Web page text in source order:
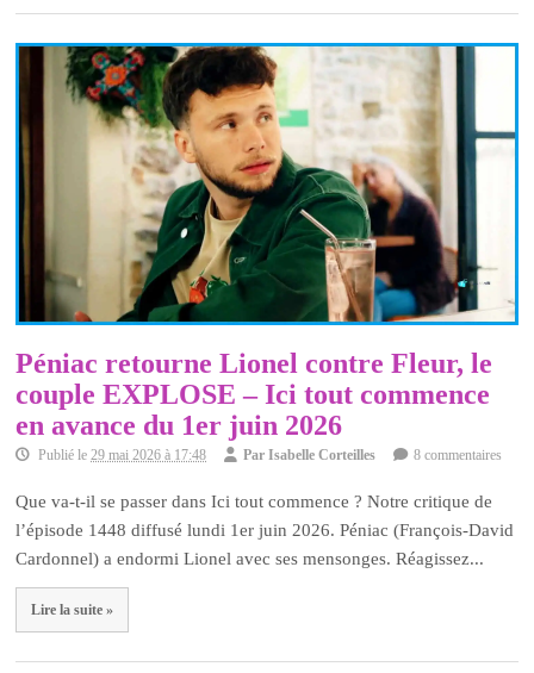
Péniac retourne Lionel contre Fleur, le
couple EXPLOSE – Ici tout commence
en avance du 1er juin 2026
Publié le29 mai 2026 à 17:48 ParIsabelle Corteilles 8 commentaires
Que va-t-il se passer dans Ici tout commence ? Notre critique de
l’épisode 1448 diffusé lundi 1er juin 2026. Péniac (François-David
Cardonnel) a endormi Lionel avec ses mensonges. Réagissez...
Lire la suite »